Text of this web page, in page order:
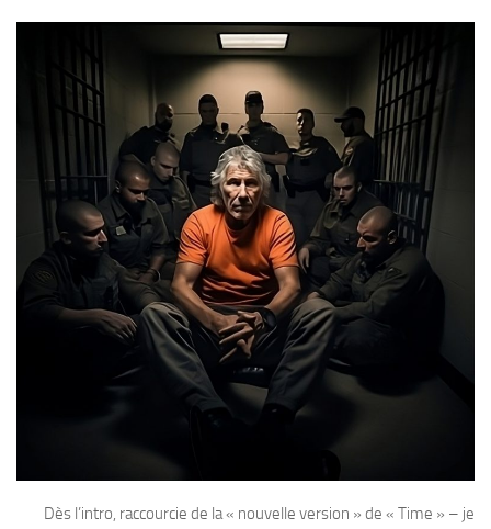
Dès l’intro, raccourcie de la « nouvelle version » de « Time » – je